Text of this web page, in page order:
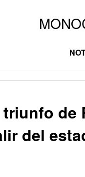
de
del